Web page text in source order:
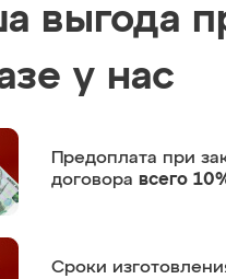
выгода
у нас
Предоплата при
договора всего
Сроки